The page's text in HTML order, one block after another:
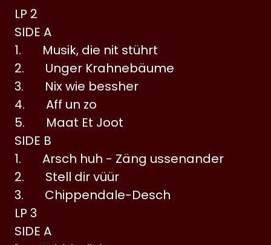
LP 2
SIDE A
1. Musik, die nit stührt
2. Unger Krahnebäume
3. Nix wie bessher
4. Aff un zo
5. Maat Et Joot
SIDE B
1. Arsch huh - Zäng ussenander
2. Stell dir vüür
3. Chippendale-Desch
LP 3
SIDE A